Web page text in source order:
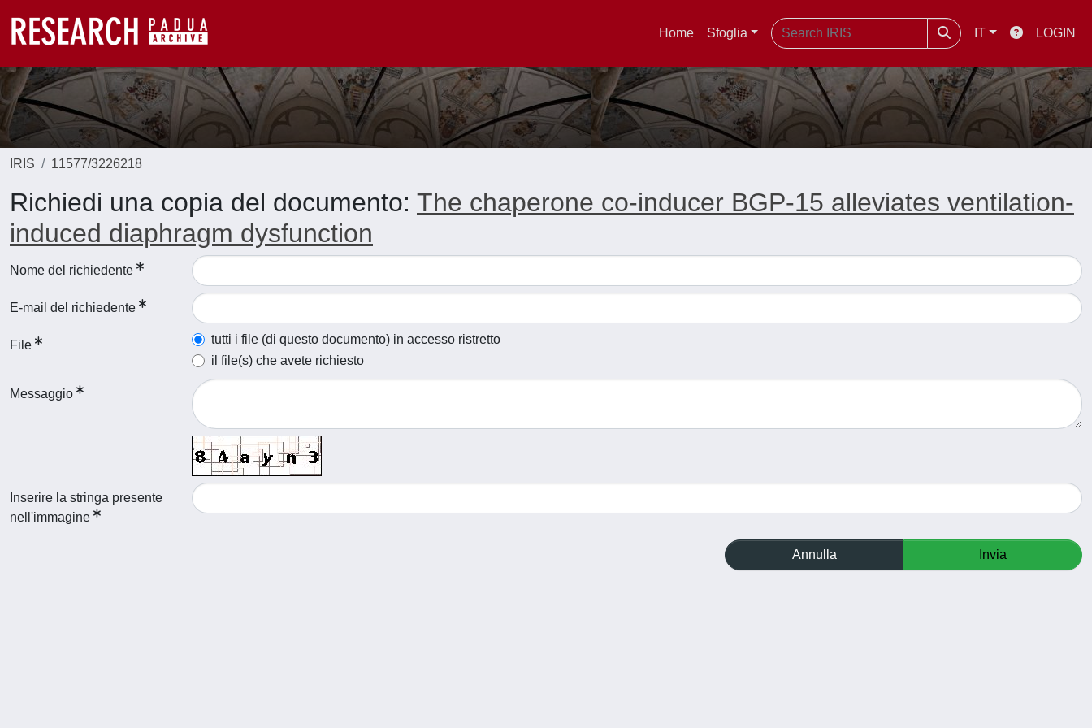
Home Sfoglia IT LOGIN
IRIS 11577/3226218
Richiedi una copia del documento: The chaperone co-inducer BGP-15 alleviates ventilation-
induced diaphragm dysfunction
Nome del richiedente
E-mail del richiedente
File
tutti i file (di questo documento) in accesso ristretto
il file(s) che avete richiesto
Messaggio
Inserire la stringa presente
nell'immagine
Annulla Invia